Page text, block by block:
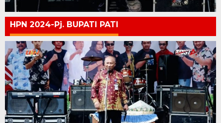
HPN 2024-Pj. BUPATI PATI